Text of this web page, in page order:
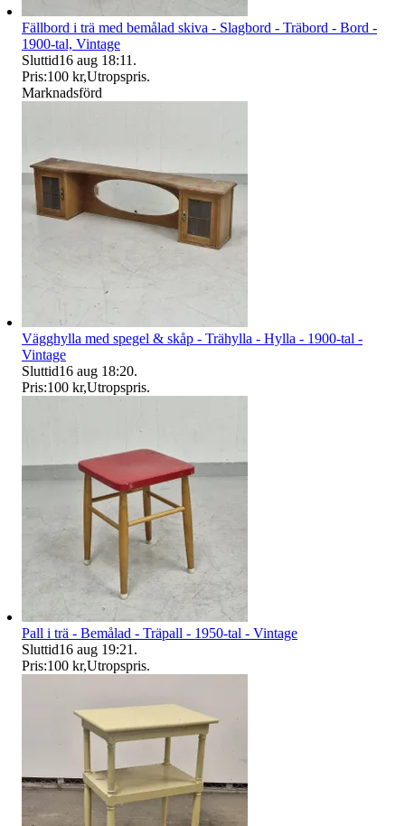
Fällbord i trä med bemålad skiva - Slagbord - Träbord - Bord -
1900-tal, Vintage
Sluttid16 aug 18:11 .
Pris:100 kr,Utropspris.
Marknadsförd
Vägghylla med spegel & skåp - Trähylla - Hylla - 1900-tal -
Vintage
Sluttid16 aug 18:20.
Pris:100 kr,Utropspris.
Pall i trä - Bemålad - Träpall - 1950-tal - Vintage
Sluttid16 aug 19:21 .
Pris:100 kr,Utropspris.